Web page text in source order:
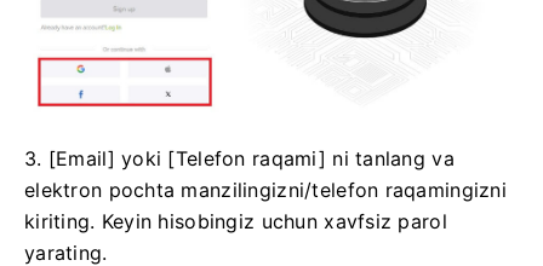
3. [Email] yoki [Telefon raqami] ni tanlang va
elektron pochta manzilingizni/telefon raqamingizni
kiriting. Keyin hisobingiz uchun xavfsiz parol
yarating.